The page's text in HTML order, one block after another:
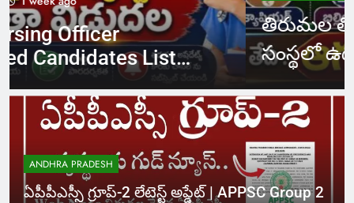
తిరుమల తిరుపతి దేవస్థానం
సంస్థలో ఉద్యోగాలు | TTD SVIMS
Direct Recruitment 2026
ANDHRA PRADESH
ఏపీపీఎస్సీ గ్రూప్-2 లేటెస్ట్ అప్డేట్ | APPSC Group 2